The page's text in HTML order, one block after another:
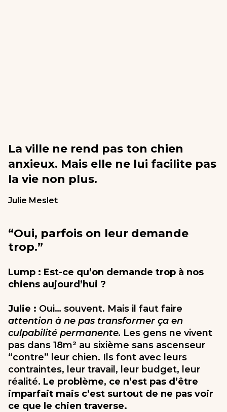
La ville ne rend pas ton chien
anxieux. Mais elle ne lui facilite pas
la vie non plus.
Julie Meslet
“Oui, parfois on leur demande
trop.”
Lump : Est-ce qu’on demande trop à nos
chiens aujourd’hui ?
Julie : Oui… souvent. Mais il faut faire
attention à ne pas transformer ça en
culpabilité permanente. Les gens ne vivent
pas dans 18m² au sixième sans ascenseur
“contre” leur chien. Ils font avec leurs
contraintes, leur travail, leur budget, leur
réalité. Le problème, ce n’est pas d’être
imparfait mais c’est surtout de ne pas voir
ce que le chien traverse.